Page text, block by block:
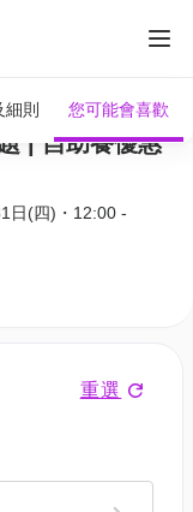
則 您可能會喜歡
一送一｜ 聆
| 自助餐優惠
日(四) ・ 12:00 -
重選